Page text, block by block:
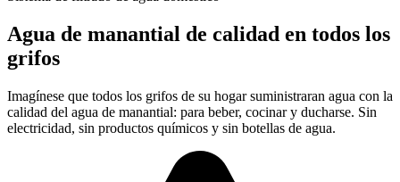
Agua de manantial de calidad en todos los
grifos
Imagínese que todos los grifos de su hogar suministraran agua con la
calidad del agua de manantial: para beber, cocinar y ducharse. Sin
electricidad, sin productos químicos y sin botellas de agua.